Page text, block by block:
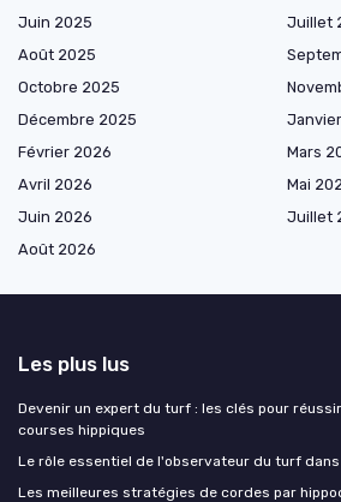
Juin 2025
Juillet
Août 2025
Octobre 2025
Décembre 2025
Février 2026
Mars
Avril 2026
Mai
Juin 2026
Juillet
Août 2026
Les plus lus
Devenir un expert du turf : les clés pour
courses hippiques
Le rôle essentiel de l'observateur du turf
Les meilleures stratégies de cordes par